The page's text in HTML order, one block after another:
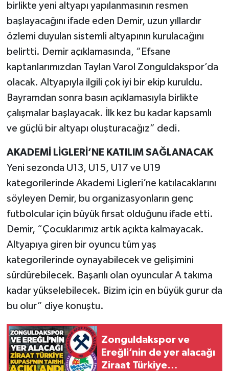
birlikte yeni altyapı yapılanmasının resmen
başlayacağını ifade eden Demir, uzun yıllardır
özlemi duyulan sistemli altyapının kurulacağını
belirtti. Demir açıklamasında, “Efsane
kaptanlarımızdan Taylan Varol Zonguldakspor’da
olacak. Altyapıyla ilgili çok iyi bir ekip kuruldu.
Bayramdan sonra basın açıklamasıyla birlikte
çalışmalar başlayacak. İlk kez bu kadar kapsamlı
ve güçlü bir altyapı oluşturacağız” dedi.
AKADEMİ LİGLERİ’NE KATILIM SAĞLANACAK
Yeni sezonda U13, U15, U17 ve U19
kategorilerinde Akademi Ligleri’ne katılacaklarını
söyleyen Demir, bu organizasyonların genç
futbolcular için büyük fırsat olduğunu ifade etti.
Demir, “Çocuklarımız artık açıkta kalmayacak.
Altyapıya giren bir oyuncu tüm yaş
kategorilerinde oynayabilecek ve gelişimini
sürdürebilecek. Başarılı olan oyuncular A takıma
kadar yükselebilecek. Bizim için en büyük gurur da
bu olur” diye konuştu.
Zonguldakspor ve
Ereğli’nin de yer alacağı
Ziraat Türkiye
Politika
Resmi İlan
Röportaj
Sağlık
SİYASET
Spor
Ulusal
Yaşam